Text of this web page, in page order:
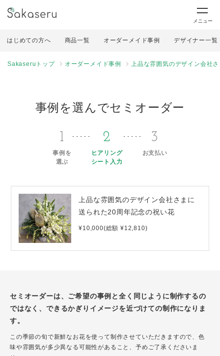
メニュー
はじめての方へ 商品一覧 オーダーメイド事例 デザイナー一覧
Sakaseruトップ オーダーメイド事例 上品な雰囲気のデザイン会社
事例を選んでセミオーダー
1
事例を
選ぶ
2
ヒアリング
シート入力
3
お支払い
上品な雰囲気のデザイン会社さまに
送られた20周年記念の祝い花
¥10,000(総額 ¥12,810)
セミオーダーは、ご希望の事例と全く同じように制作するの
ではなく、できるかぎりイメージを近づけての制作になりま
す。
この季節の旬で新鮮なお花を使って制作させていただきますので、色
味や雰囲気が多少異なる可能性があること、予めご了承くださいま